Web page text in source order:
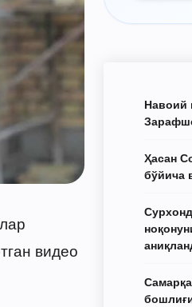
видео
Навоий
Ҳасан
бўйича